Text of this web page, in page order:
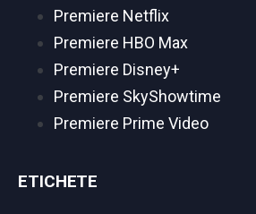
Premiere Netflix
Premiere HBO Max
Premiere Disney+
Premiere SkyShowtime
Premiere Prime Video
ETICHETE